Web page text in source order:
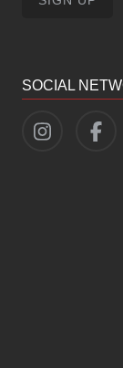
SOCIAL